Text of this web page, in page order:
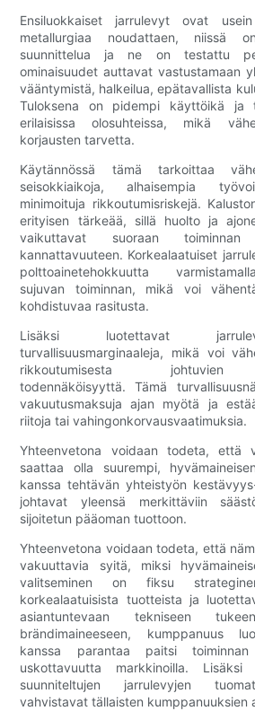
Ensiluokkaiset jarrulevyt ovat
metallurgiaa noudattaen, niissä
suunnittelua ja ne on testattu
ominaisuudet auttavat vastustamaan
vääntymistä, halkeilua, epätavallista
Tuloksena on pidempi käyttöikä ja
erilaisissa olosuhteissa, mikä
korjausten tarvetta.
Käytännössä tämä tarkoittaa
seisokkiaikoja, alhaisempia
minimoituja rikkoutumisriskejä.
erityisen tärkeää, sillä huolto ja
vaikuttavat suoraan
kannattavuuteen. Korkealaatuiset
polttoainetehokkuutta
sujuvan toiminnan, mikä voi
kohdistuvaa rasitusta.
Lisäksi luotettavat
turvallisuusmarginaaleja, mikä voi
rikkoutumisesta johtuvien
todennäköisyyttä. Tämä
vakuutusmaksuja ajan myötä ja
riitoja tai vahingonkorvausvaatimuksia.
Yhteenvetona voidaan todeta, että
saattaa olla suurempi,
kanssa tehtävän yhteistyön
johtavat yleensä merkittäviin
sijoitetun pääoman tuottoon.
Yhteenvetona voidaan todeta, että
vakuuttavia syitä, miksi
valitseminen on fiksu
korkealaatuisista tuotteista ja
asiantuntevaan tekniseen
brändimaineeseen, kumppanuus
kanssa parantaa paitsi
uskottavuutta markkinoilla.
suunniteltujen jarrulevyjen
vahvistavat tällaisten kumppanuuksien